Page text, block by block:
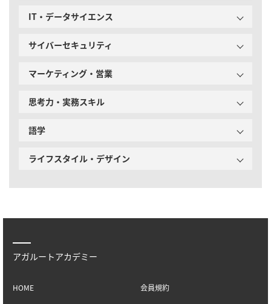
IT・データサイエンス
サイバーセキュリティ
マーケティング・営業
思考力・実務スキル
語学
ライフスタイル・デザイン
アガルートアカデミー
HOME 会員規約